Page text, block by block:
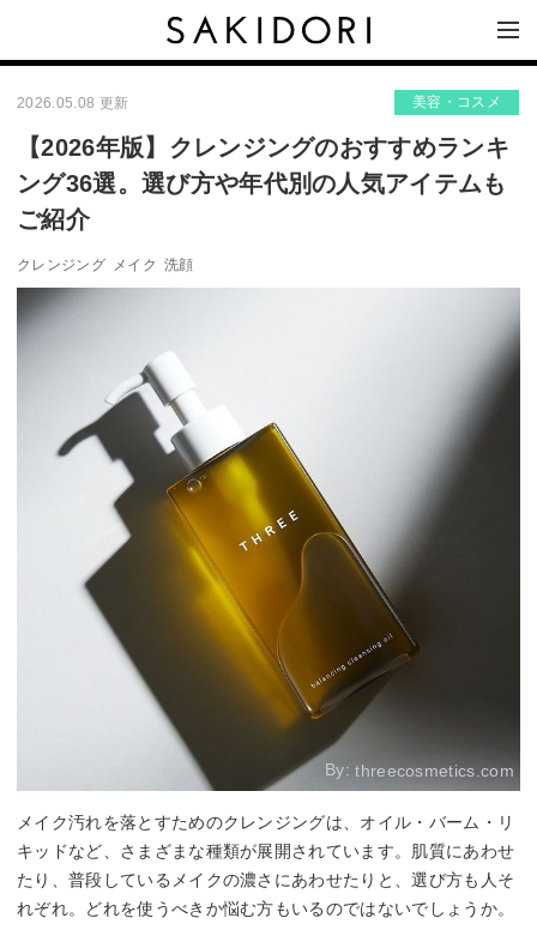
2026.05.08 更新 美容・コスメ
【2026年版】クレンジングのおすすめランキ
ング36選。選び方や年代別の人気アイテムも
ご紹介
クレンジング メイク 洗顔
By:threecosmetics.com
メイク汚れを落とすためのクレンジングは、オイル・バーム・リ
キッドなど、さまざまな種類が展開されています。肌質にあわせ
たり、普段しているメイクの濃さにあわせたりと、選び方も人そ
れぞれ。どれを使うべきか悩む方もいるのではないでしょうか。